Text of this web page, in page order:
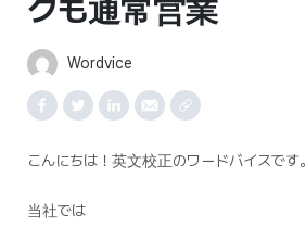
クも通常営業
Wordvice
こんにちは！英文校正のワードバイスです。
当社では